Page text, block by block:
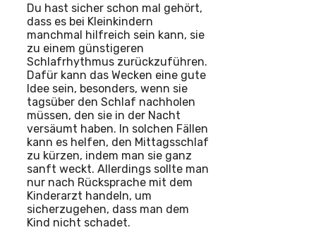
Du hast sicher schon mal gehört,
dass es bei Kleinkindern
manchmal hilfreich sein kann, sie
zu einem günstigeren
Schlafrhythmus zurückzuführen.
Dafür kann das Wecken eine gute
Idee sein, besonders, wenn sie
tagsüber den Schlaf nachholen
müssen, den sie in der Nacht
versäumt haben. In solchen Fällen
kann es helfen, den Mittagsschlaf
zu kürzen, indem man sie ganz
sanft weckt. Allerdings sollte man
nur nach Rücksprache mit dem
Kinderarzt handeln, um
sicherzugehen, dass man dem
Kind nicht schadet.